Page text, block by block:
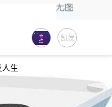
凯发
生